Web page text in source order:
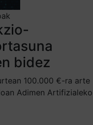
bidez
100.000 €-ra arte
Adimen Artifizialeko